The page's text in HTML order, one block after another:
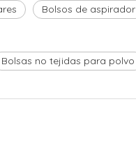
Bolsos de aspirador
Bolsas no tejidas para polvo